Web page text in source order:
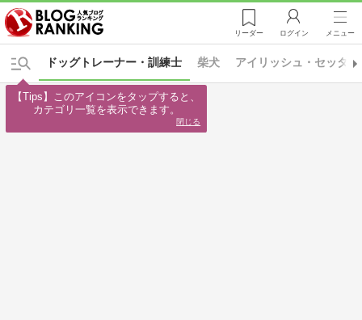
リーダー ログイン メニュー
柴犬 アイリッシュ・セッター
ドッグトレーナー・訓練士
【Tips】このアイコンをタップすると、
カテゴリ一覧を表示できます。
閉じる